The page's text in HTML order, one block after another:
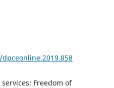
Freedom of